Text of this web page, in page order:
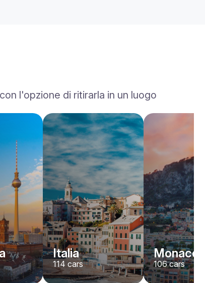
sport, convertibile
YK7ABNWD
Da 1500
Prenota ora
l'opzione di ritirarla in un luogo
Italia
114 cars
Monaco
106cars